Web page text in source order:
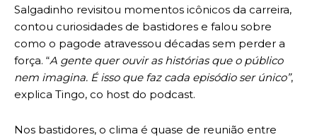
Salgadinho revisitou momentos icônicos da carreira,
contou curiosidades de bastidores e falou sobre
como o pagode atravessou décadas sem perder a
força. “A gente quer ouvir as histórias que o público
nem imagina. É isso que faz cada episódio ser único”,
explica Tingo, co host do podcast.
Nos bastidores, o clima é quase de reunião entre